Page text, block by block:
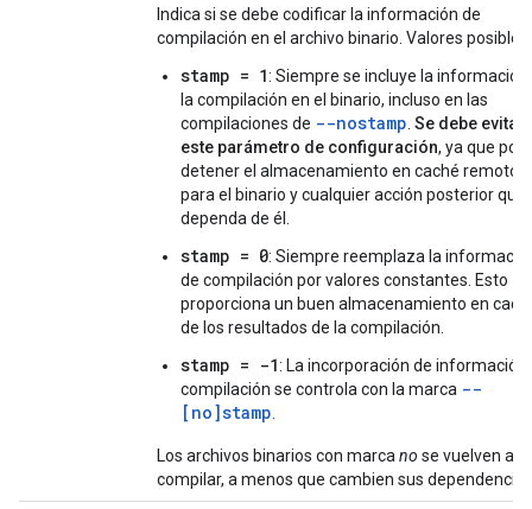
Indica si se debe codificar la información de
compilación en el archivo binario. Valores posibles:
stamp = 1: Siempre se incluye la información
la compilación en el binario, incluso en las
compilaciones de --nostamp Se debe evitar
este parámetro de configuración, ya que
detener el almacenamiento en caché remoto
para el binario y cualquier acción posterior que
dependa de él.
stamp = 0: Siempre reemplaza la
de compilación por valores constantes. Esto
proporciona un buen almacenamiento en
de los resultados de la compilación.
stamp = -1: La incorporación de información
compilación se controla con la marca --
[no]stamp
Los archivos binarios con marca no se vuelven a
compilar, a menos que cambien sus